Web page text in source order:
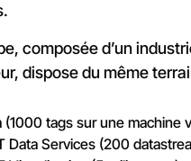
composée d’un
dispose du même
(1000 tags sur une machine
Data Services (200